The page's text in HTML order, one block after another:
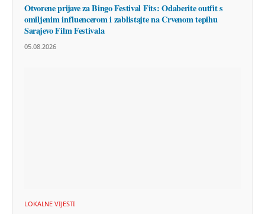
Otvorene prijave za Bingo Festival Fits: Odaberite outfit s
omiljenim influencerom i zablistajte na Crvenom tepihu
Sarajevo Film Festivala
05.08.2026
LOKALNE VIJESTI